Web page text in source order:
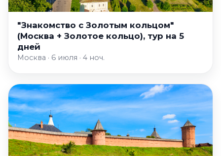
"Знакомство с Золотым кольцом"
(Москва + Золотое кольцо), тур на 5
дней
Москва · 6 июля · 4 ноч.